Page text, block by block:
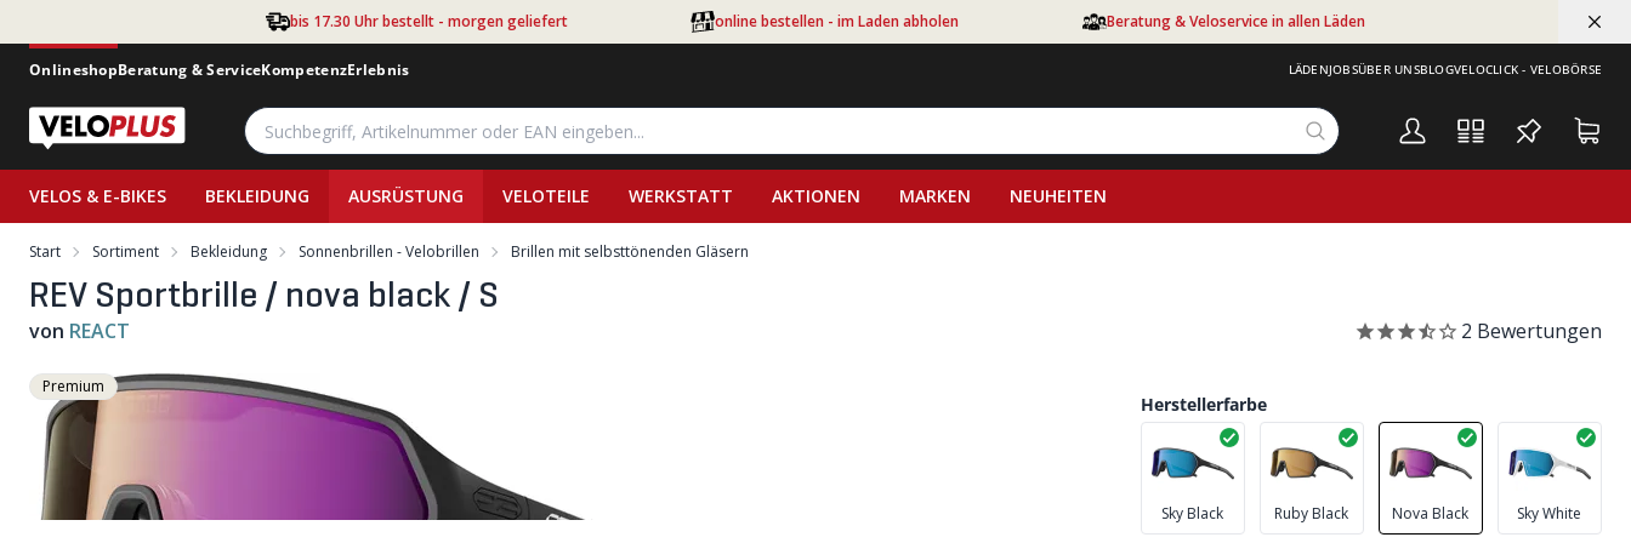
bis 17.30 Uhr bestellt - morgen geliefert online bestellen - im Laden abholen Beratung & Veloservice in allen Läden
OnlineshopBeratung & ServiceKompetenzErlebnis LÄDENJOBSÜBER UNSBLOGVELOCLICK - VELOBÖRSE
VELOS & E-BIKES BEKLEIDUNG AUSRÜSTUNG VELOTEILE WERKSTATT AKTIONEN MARKEN NEUHEITEN
Start Sortiment Bekleidung Sonnenbrillen - Velobrillen Brillen mit selbsttönenden Gläsern
REV Sportbrille / nova black / S
von REACT 2 Bewertungen
Premium
Herstellerfarbe
Sky Black Ruby Black Nova Black Sky White